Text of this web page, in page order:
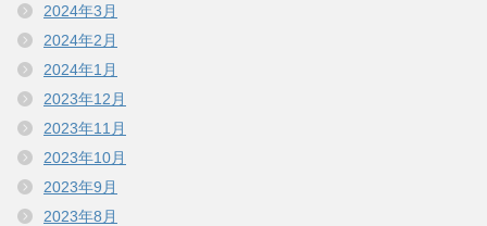
2024年3月
2024年2月
2024年1月
2023年12月
2023年11月
2023年10月
2023年9月
2023年8月